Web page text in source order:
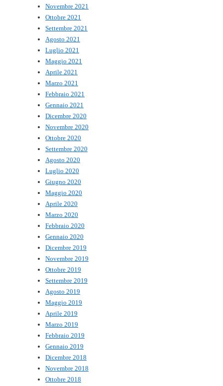
Novembre 2021
Ottobre 2021
Settembre 2021
Agosto 2021
Luglio 2021
Maggio 2021
Aprile 2021
Marzo 2021
Febbraio 2021
Gennaio 2021
Dicembre 2020
Novembre 2020
Ottobre 2020
Settembre 2020
Agosto 2020
Luglio 2020
Giugno 2020
Maggio 2020
Aprile 2020
Marzo 2020
Febbraio 2020
Gennaio 2020
Dicembre 2019
Novembre 2019
Ottobre 2019
Settembre 2019
Agosto 2019
Maggio 2019
Aprile 2019
Marzo 2019
Febbraio 2019
Gennaio 2019
Dicembre 2018
Novembre 2018
Ottobre 2018